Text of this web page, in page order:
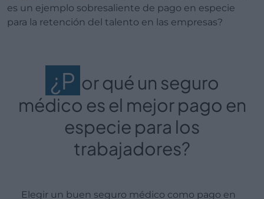
es un ejemplo sobresaliente de pago en especie
para la retención del talento en las empresas?
¿P or qué un seguro
médico es el mejor pago en
especie para los
trabajadores?
Elegir un buen seguro médico como pago en